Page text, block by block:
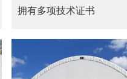
拥有多项技术证书